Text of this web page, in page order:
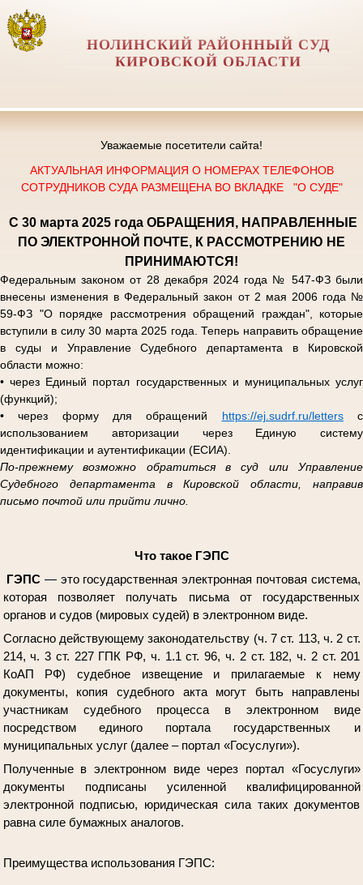
НОЛИНСКИЙ РАЙОННЫЙ СУД
КИРОВСКОЙ ОБЛАСТИ
Уважаемые посетители сайта!
АКТУАЛЬНАЯ ИНФОРМАЦИЯ О НОМЕРАХ ТЕЛЕФОНОВ
СОТРУДНИКОВ СУДА РАЗМЕЩЕНА ВО ВКЛАДКЕ "О СУДЕ"
С 30 марта 2025 года ОБРАЩЕНИЯ, НАПРАВЛЕННЫЕ
ПО ЭЛЕКТРОННОЙ ПОЧТЕ, К РАССМОТРЕНИЮ НЕ
ПРИНИМАЮТСЯ!
Федеральным законом от 28 декабря 2024 года № 547-ФЗ были
внесены изменения в Федеральный закон от 2 мая 2006 года №
59-ФЗ "О порядке рассмотрения обращений граждан", которые
вступили в силу 30 марта 2025 года. Теперь направить обращение
в суды и Управление Судебного департамента в Кировской
области можно:
• через Единый портал государственных и муниципальных услуг
(функций);
• через форму для обращений https://ej.sudrf.ru/lettersс
использованием авторизации через Единую систему
идентификации и аутентификации (ЕСИА).
По-прежнему возможно обратиться в суд или Управление
Судебного департамента в Кировской области, направив
письмо почтой или прийти лично.
Что такое ГЭПС
ГЭПС — это государственная электронная почтовая система,
которая позволяет получать письма от государственных
органов и судов (мировых судей) в электронном виде.
Согласно действующему законодательству (ч. 7 ст. 113, ч. 2 ст.
214, ч. 3 ст. 227 ГПК РФ, ч. 1.1 ст. 96, ч. 2 ст. 182, ч. 2 ст. 201
КоАП РФ) судебное извещение и прилагаемые к нему
документы, копия судебного акта могут быть направлены
участникам судебного процесса в электронном виде
посредством единого портала государственных и
муниципальных услуг (далее – портал «Госуслуги»).
Полученные в электронном виде через портал «Госуслуги»
документы подписаны усиленной квалифицированной
электронной подписью, юридическая сила таких документов
равна силе бумажных аналогов.
Преимущества использования ГЭПС: